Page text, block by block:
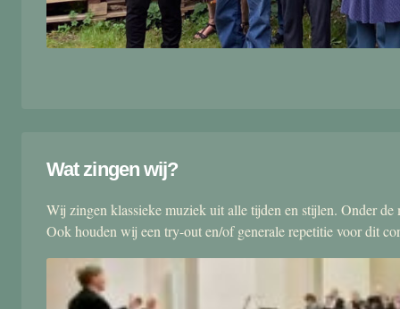
Wat zingen wij?
Wij zingen klassieke muziek uit alle tijden en stijlen. Onder
Ook houden wij een try-out en/of generale repetitie voor dit